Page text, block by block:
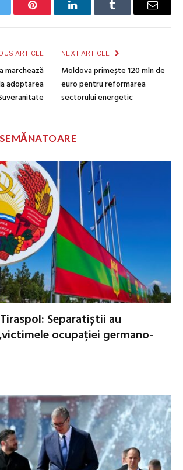
Pinterest LinkedInTumblr Email
ARTICLE
marchează
adoptarea
NEXT ARTICLE
Moldova primește 120 mln de
euro pentru reformarea
sectorului energetic
Separatiștii au
ocupației germano-